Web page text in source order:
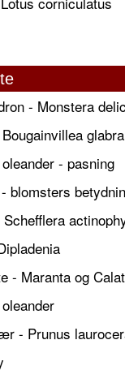
- Monstera
- pasning
blomsters
- Maranta og
- Prunus